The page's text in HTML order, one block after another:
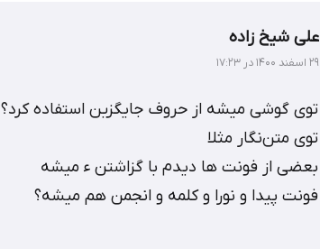
علی شیخ زاده
۲۹ اسفند ۱۴۰۰ در ۱۷:۲۳
توی گوشی میشه از حروف جایگزین استفاده کرد؟
توی متن‌نگار مثلا
بعضی از فونت ها دیدم با گزاشتن ء میشه
فونت پیدا و نورا و کلمه و انجمن هم میشه؟